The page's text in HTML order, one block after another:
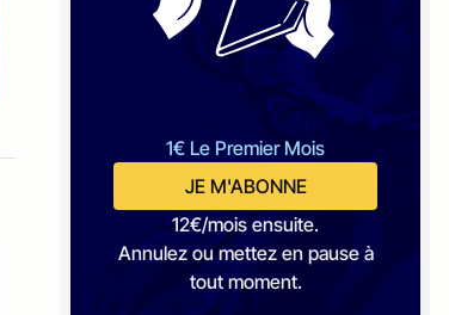
1€ Le Premier Mois
JE M'ABONNE
12€/mois ensuite.
Annulez ou mettez en pause à
tout moment.